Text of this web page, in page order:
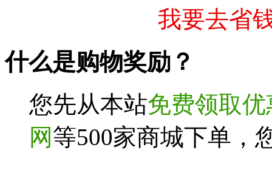
我要去省
什么是购物奖励？
您先从本站免费领取优
网等500家商城下单，